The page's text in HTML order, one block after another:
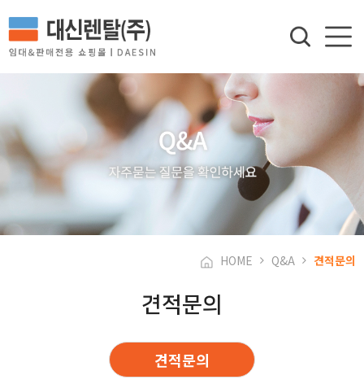
HOME Q&A 견적문의
견적문의
견적문의